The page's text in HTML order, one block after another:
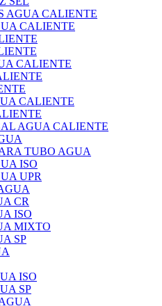
AGUA CALIENTE
CALIENTE
CALIENTE
CALIENTE
AGUA CALIENTE
TUBO AGUA
ISO
UPR
CR
ISO
MIXTO
SP
ISO
SP